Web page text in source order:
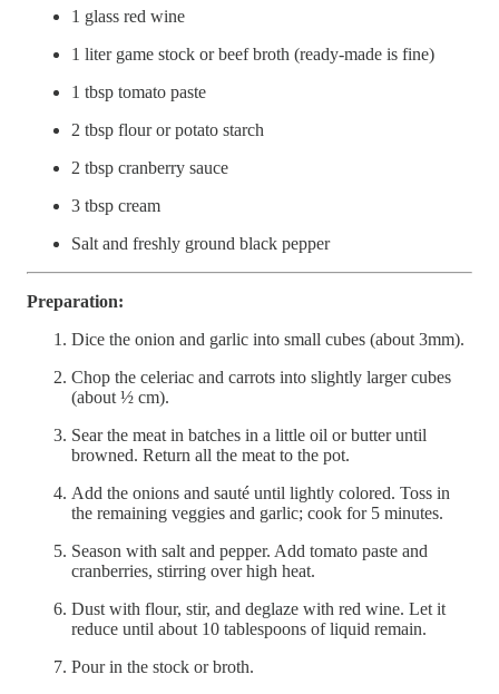
1 glass red wine
1 liter game stock or beef broth (ready-made is fine)
1 tbsp tomato paste
2 tbsp flour or potato starch
2 tbsp cranberry sauce
3 tbsp cream
Salt and freshly ground black pepper
Preparation:
Dice the onion and garlic into small cubes (about 3mm).
Chop the celeriac and carrots into slightly larger cubes
(about ½ cm).
Sear the meat in batches in a little oil or butter until
browned. Return all the meat to the pot.
Add the onions and sauté until lightly colored. Toss in
the remaining veggies and garlic; cook for 5 minutes.
Season with salt and pepper. Add tomato paste and
cranberries, stirring over high heat.
Dust with flour, stir, and deglaze with red wine. Let it
reduce until about 10 tablespoons of liquid remain.
Pour in the stock or broth.